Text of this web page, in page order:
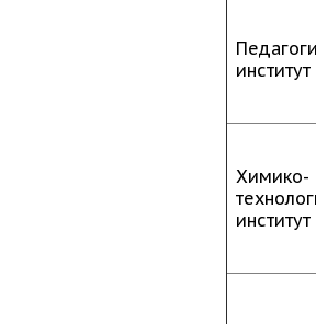
институт
Химико-
институт